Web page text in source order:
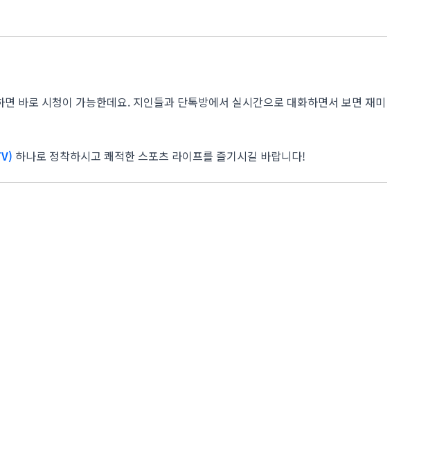
바로 시청이 가능한데요. 지인들과 단톡방에서 실시간으로 대화하면서 보면 재미
하나로 정착하시고 쾌적한 스포츠 라이프를 즐기시길 바랍니다!